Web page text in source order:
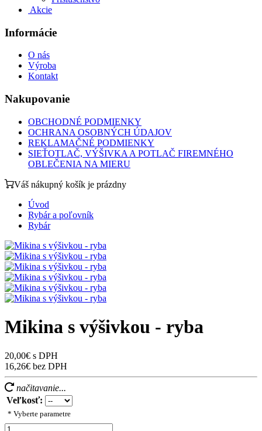
Akcie
Informácie
O nás
Výroba
Kontakt
Nakupovanie
OBCHODNÉ PODMIENKY
OCHRANA OSOBNÝCH ÚDAJOV
REKLAMAČNÉ PODMIENKY
SIEŤOTLAČ, VÝŠIVKA A POTLAČ FIREMNÉHO
OBLEČENIA NA MIERU
Váš nákupný košík je prázdny
Úvod
Rybár a poľovník
Rybár
Mikina s výšivkou - ryba
20,00€ s DPH
16,26€ bez DPH
načitavanie...
Veľkosť:
* Vyberte parametre